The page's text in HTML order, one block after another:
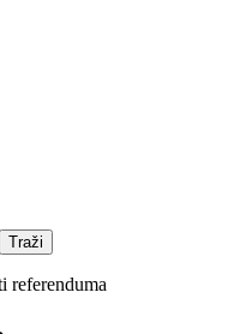
Traži
referenduma